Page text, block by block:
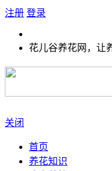
注册 登录
花儿谷养花网，让
关闭
首页
养花知识